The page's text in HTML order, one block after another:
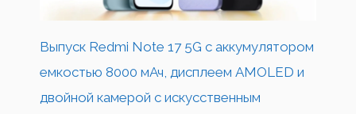
Выпуск Redmi Note 17 5G с аккумулятором
емкостью 8000 мАч, дисплеем AMOLED и
двойной камерой с искусственным